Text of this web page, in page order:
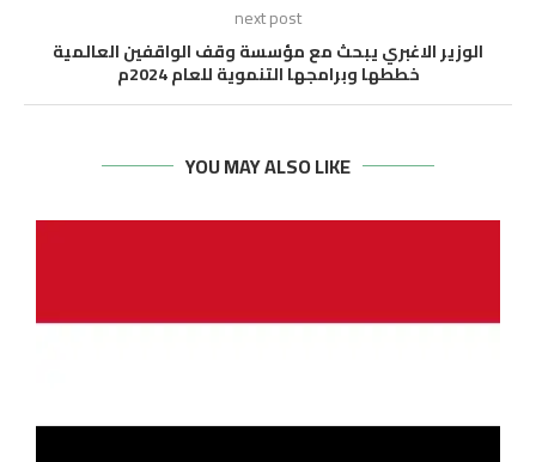
next post
الوزير الاغبري يبحث مع مؤسسة وقف الواقفين العالمية
خططها وبرامجها التنموية للعام 2024م
YOU MAY ALSO LIKE